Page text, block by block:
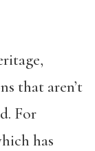
that aren’t
For
has